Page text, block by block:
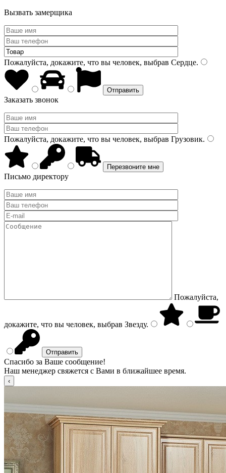
Вызвать замерщика
Пожалуйста, докажите, что вы человек, выбрав Сердце.
Заказать звонок
Пожалуйста, докажите, что вы человек, выбрав Грузовик.
Письмо директору
Пожалуйста,
докажите, что вы человек, выбрав Звезду.
Спасибо за Ваше сообщение!
Наш менеджер свяжется с Вами в ближайшее время.